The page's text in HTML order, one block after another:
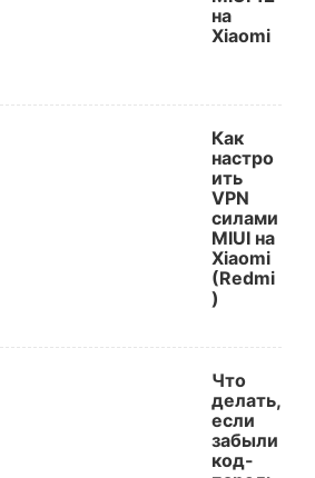
на
Xiaomi
Как
настро
ить
VPN
силами
MIUI на
Xiaomi
(Redmi
)
Что
делать,
если
забыли
код-